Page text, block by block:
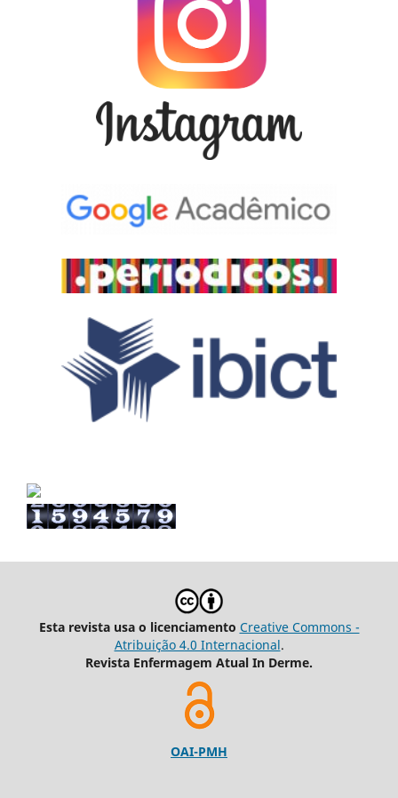
Esta revista usa o licenciamento Creative Commons -
Atribuição 4.0 Internacional.
Revista Enfermagem Atual In Derme.
OAI-PMH